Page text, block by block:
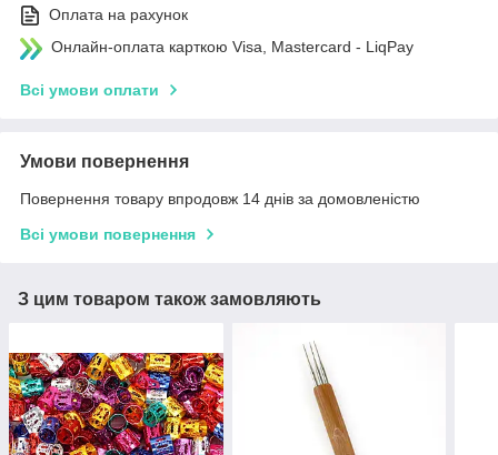
Оплата на рахунок
Онлайн-оплата карткою Visa, Mastercard - LiqPay
Всі умови оплати
Умови повернення
Повернення товару впродовж 14 днів за домовленістю
Всі умови повернення
З цим товаром також замовляють